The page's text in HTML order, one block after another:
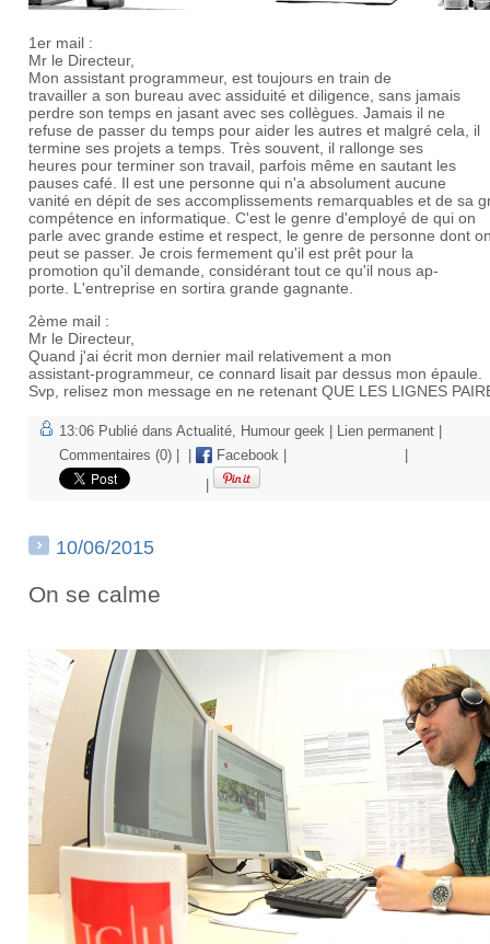
1er mail :
Mr le Directeur,
Mon assistant programmeur, est toujours en train de
travailler a son bureau avec assiduité et diligence, sans jamais
perdre son temps en jasant avec ses collègues. Jamais il ne
refuse de passer du temps pour aider les autres et malgré cela, il
termine ses projets a temps. Très souvent, il rallonge ses
heures pour terminer son travail, parfois même en sautant les
pauses café. Il est une personne qui n'a absolument aucune
vanité en dépit de ses accomplissements remarquables et de sa
compétence en informatique. C'est le genre d'employé de qui on
parle avec grande estime et respect, le genre de personne dont
peut se passer. Je crois fermement qu'il est prêt pour la
promotion qu'il demande, considérant tout ce qu'il nous ap-
porte. L'entreprise en sortira grande gagnante.
2ème mail :
Mr le Directeur,
Quand j'ai écrit mon dernier mail relativement a mon
assistant-programmeur, ce connard lisait par dessus mon épaule.
Svp, relisez mon message en ne retenant QUE LES LIGNES
13:06 Publié dans Actualité, Humour geek Lien permanent
Commentaires (0)
Facebook
10/06/2015
On se calme